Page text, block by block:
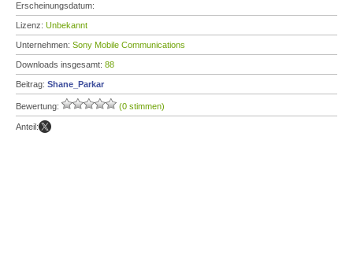
Erscheinungsdatum:
Lizenz: Unbekannt
Unternehmen: Sony Mobile Communications
Downloads insgesamt: 88
Beitrag: Shane_Parkar
Bewertung: (0 stimmen)
Anteil: